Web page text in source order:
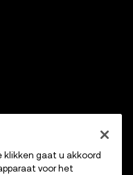
klikken gaat u akkoord
voor het